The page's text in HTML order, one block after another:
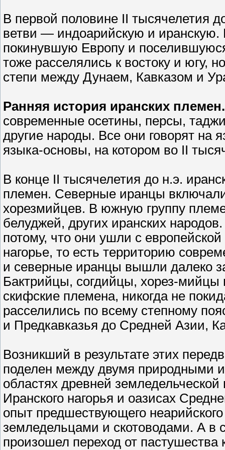
В первой половине II тысячелетия
ветви — индоарийскую и
покинувшую Европу и
тоже расселялись к востоку и югу,
степи между Дунаем, Кавказом и
Ранняя история иранских
современные осетины, персы,
другие народы. Все они говорят на
языка-основы, на котором во II
В конце II тысячелетия до н.э.
племен. Северные иранцы
хорезмийцев. В южную группу
белуджей, других иранских
потому, что они ушли с
нагорье, то есть территорию
и северные иранцы вышли далеко
Бактрийцы, согдийцы, хорез-
скифские племена, никогда не
расселились по всему степному
и Предкавказья до Средней Азии,
Возникший в результате этих
поделен между двумя природными
областях древней
Иранского нагорья и оазисах
опыт предшествующего
земледельцами и скотоводами. А в
произошел переход от пастушества